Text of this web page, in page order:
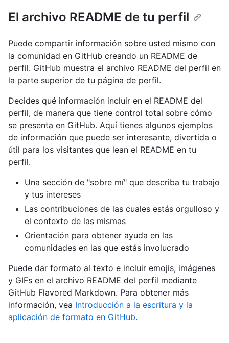
El archivo README de tu perfil
Puede compartir información sobre usted mismo con
la comunidad en GitHub creando un README de
perfil. GitHub muestra el archivo README del perfil en
la parte superior de tu página de perfil.
Decides qué información incluir en el README del
perfil, de manera que tiene control total sobre cómo
se presenta en GitHub. Aquí tienes algunos ejemplos
de información que puede ser interesante, divertida o
útil para los visitantes que lean el README en tu
perfil.
Una sección de "sobre mí" que describa tu trabajo
y tus intereses
Las contribuciones de las cuales estás orgulloso y
el contexto de las mismas
Orientación para obtener ayuda en las
comunidades en las que estás involucrado
Puede dar formato al texto e incluir emojis, imágenes
y GIFs en el archivo README del perfil mediante
GitHub Flavored Markdown. Para obtener más
información, vea Introducción a la escritura y la
aplicación de formato en GitHub.